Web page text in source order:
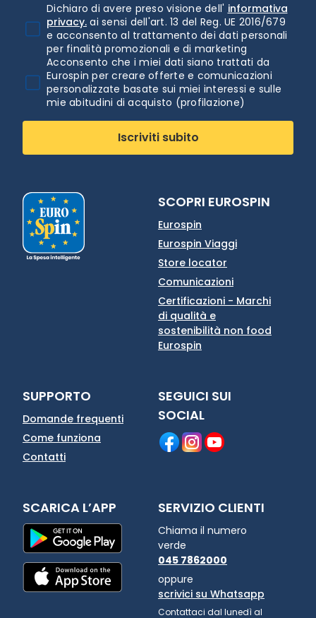
Dichiaro di avere preso visione dell' informativa
privacy. ai sensi dell'art. 13 del Reg. UE 2016/679
e acconsento al trattamento dei dati personali
per finalità promozionali e di marketing
Acconsento che i miei dati siano trattati da
Eurospin per creare offerte e comunicazioni
personalizzate basate sui miei interessi e sulle
mie abitudini di acquisto (profilazione)
Iscriviti subito
SCOPRI EUROSPIN
Eurospin
Eurospin Viaggi
Store locator
Comunicazioni
Certificazioni - Marchi
di qualità e
sostenibilità non food
Eurospin
SUPPORTO
Domande frequenti
Come funziona
Contatti
SEGUICI SUI
SOCIAL
SCARICA L’APP SERVIZIO CLIENTI
Chiama il numero
verde
045 7862000
oppure
scrivici su Whatsapp
Contattaci dal lunedì al